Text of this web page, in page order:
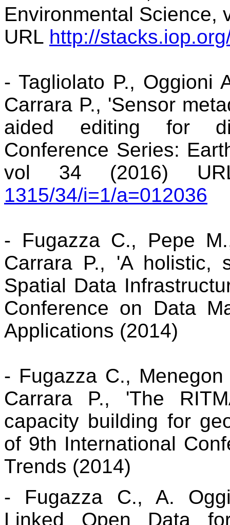
Environmental Science,
URL http://
- Tagliolato P., Oggioni
Carrara P., 'Sensor
aided editing for
Conference Series:
vol 34 (2016)
1315/34/i=1/a=012036
- Fugazza C., Pepe
Carrara P., 'A holistic,
Spatial Data
Conference on Data
Applications (2014)
- Fugazza C.,
Carrara P., 'The
capacity building for
of 9th International
Trends (2014)
- Fugazza C., A.
Linked Open Data